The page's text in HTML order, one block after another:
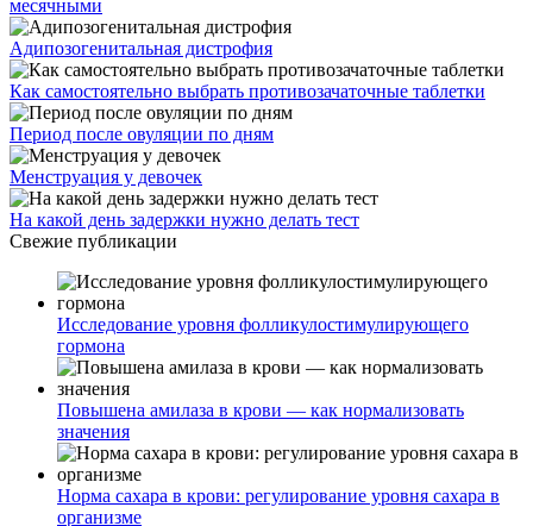
месячными
Адипозогенитальная дистрофия
Как самостоятельно выбрать противозачаточные таблетки
Период после овуляции по дням
Менструация у девочек
На какой день задержки нужно делать тест
Свежие публикации
Исследование уровня фолликулостимулирующего
гормона
Повышена амилаза в крови — как нормализовать
значения
Норма сахара в крови: регулирование уровня сахара в
организме